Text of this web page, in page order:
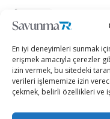
En iyi deneyimleri sunmak
erişmek amacıyla çerezler
izin vermek, bu sitedeki
verileri işlememize izin
çekmek, belirli özellikleri ve
yeni
düzenli
3 GÜN